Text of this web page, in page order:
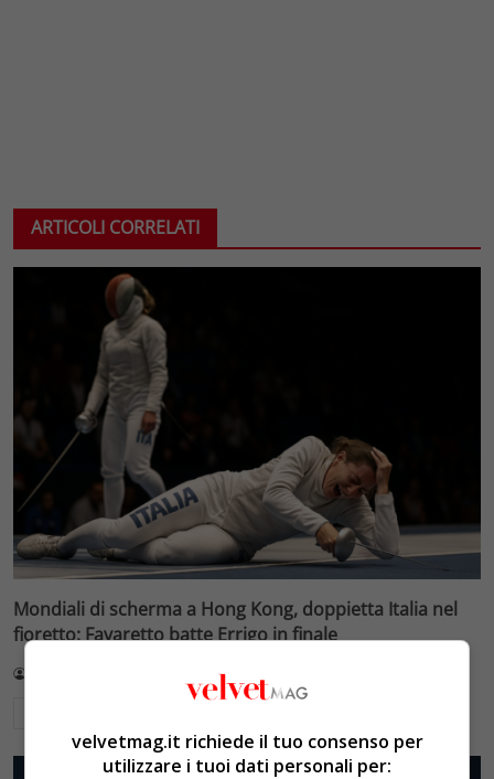
ARTICOLI CORRELATI
Mondiali di scherma a Hong Kong, doppietta Italia nel
fioretto: Favaretto batte Errigo in finale
2 Agosto 2026
velvetmag.it richiede il tuo consenso per
utilizzare i tuoi dati personali per: